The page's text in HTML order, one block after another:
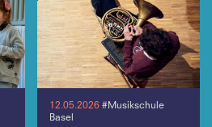
12.05.2026 #Musikschule
Basel